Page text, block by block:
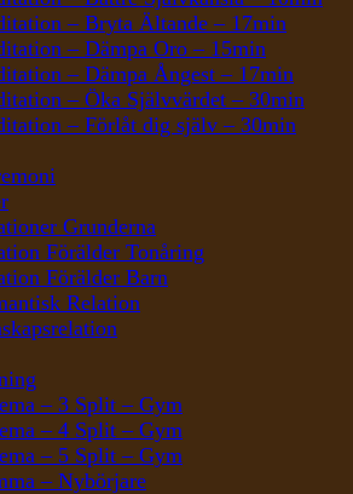
– Bryta Ältande – 17min
– Dämpa Oro – 15min
– Dämpa Ångest – 17min
– Öka Självvärdet – 30min
– Förlåt dig själv – 30min
Grunderna
Förälder Tonåring
Förälder Barn
Relation
– 3 Split – Gym
– 4 Split – Gym
– 5 Split – Gym
– Nybörjare